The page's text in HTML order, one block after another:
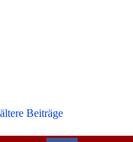
ältere Beiträge